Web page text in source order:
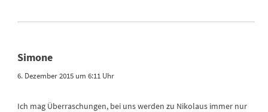
Simone
6. Dezember 2015 um 6:11 Uhr
Ich mag Überraschungen, bei uns werden zu Nikolaus immer nur